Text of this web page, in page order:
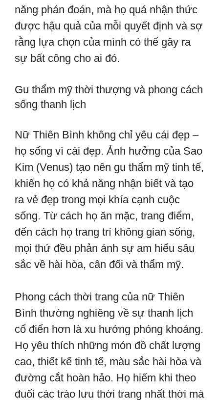
năng phán đoán, mà họ quá nhận thức
được hậu quả của mỗi quyết định và sợ
rằng lựa chọn của mình có thể gây ra
sự bất công cho ai đó.
Gu thẩm mỹ thời thượng và phong cách
sống thanh lịch
Nữ Thiên Bình không chỉ yêu cái đẹp –
họ sống vì cái đẹp. Ảnh hưởng của Sao
Kim (Venus) tạo nên gu thẩm mỹ tinh tế,
khiến họ có khả năng nhận biết và tạo
ra vẻ đẹp trong mọi khía cạnh cuộc
sống. Từ cách họ ăn mặc, trang điểm,
đến cách họ trang trí không gian sống,
mọi thứ đều phản ánh sự am hiểu sâu
sắc về hài hòa, cân đối và thẩm mỹ.
Phong cách thời trang của nữ Thiên
Bình thường nghiêng về sự thanh lịch
cổ điển hơn là xu hướng phóng khoáng.
Họ yêu thích những món đồ chất lượng
cao, thiết kế tinh tế, màu sắc hài hòa và
đường cắt hoàn hảo. Họ hiếm khi theo
đuổi các trào lưu thời trang nhất thời mà